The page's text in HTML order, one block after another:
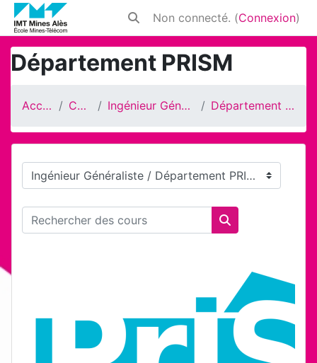
Passer au contenu principal
Activer/désactiver la saisie de
Non connecté. (Connexion)
Département PRISM
Accueil Cours Ingénieur Généraliste Département PRISM
Catégories de cours
Rechercher des cours
Rechercher des